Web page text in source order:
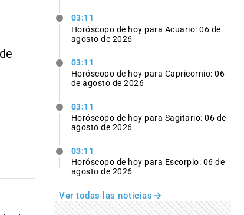
03:11
Horóscopo de hoy para Acuario: 06 de
agosto de 2026
03:11
Horóscopo de hoy para Capricornio: 06
de agosto de 2026
03:11
Horóscopo de hoy para Sagitario: 06 de
agosto de 2026
03:11
Horóscopo de hoy para Escorpio: 06 de
agosto de 2026
Ver todas las noticias